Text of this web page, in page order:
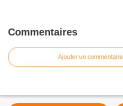
Commentaires
Ajouter un commentaire